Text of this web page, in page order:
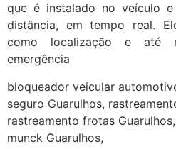
que é instalado no veículo
distância, em tempo real.
como localização e até
emergência
bloqueador veicular
seguro Guarulhos,
rastreamento frotas
munck Guarulhos,